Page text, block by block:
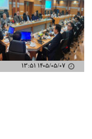
۱۴۰۵/۰۵/۰۷ ۱۳:۵۱